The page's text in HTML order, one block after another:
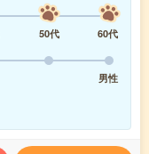
50代
60代
男性